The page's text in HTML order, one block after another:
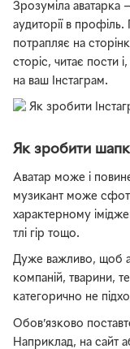
Зрозуміла аватарка
аудиторії в
потрапляє на
сторіс, читає пости
на ваш Інстаграм.
Як зробити
Аватар може і
музикант може
характерному
тлі гір тощо.
Дуже важливо, щоб
компаній, тварини,
категорично не
Обов’язково
Наприклад, на сайт